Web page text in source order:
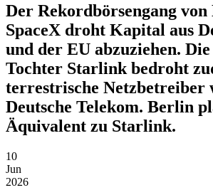
Der Rekordbörsengang
SpaceX droht Kapital aus
und der EU abzuziehen. Die
Tochter Starlink bedroht
terrestrische Netzbetreiber
Deutsche Telekom. Berlin
Äquivalent zu Starlink.
10
Jun
2026